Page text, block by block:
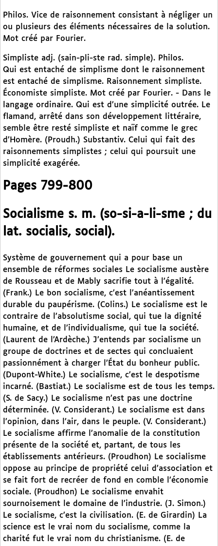
Philos. Vice de raisonnement consistant à négliger un
ou plusieurs des éléments nécessaires de la solution.
Mot créé par Fourier.
Simpliste adj. (sain-pli-ste rad. simple). Philos.
Qui est entaché de simplisme dont le raisonnement
est entaché de simplisme. Raisonnement simpliste.
Économiste simpliste. Mot créé par Fourier. - Dans le
langage ordinaire. Qui est d’une simplicité outrée. Le
flamand, arrêté dans son développement littéraire,
semble être resté simpliste et naïf comme le grec
d’Homère. (Proudh.) Substantiv. Celui qui fait des
raisonnements simplistes ; celui qui poursuit une
simplicité exagérée.
Pages 799-800
Socialisme s. m. (so-si-a-li-sme ; du
lat. socialis, social).
Système de gouvernement qui a pour base un
ensemble de réformes sociales Le socialisme austère
de Rousseau et de Mably sacrifie tout à l’égalité.
(Frank.) Le bon socialisme, c’est l’anéantissement
durable du paupérisme. (Colins.) Le socialisme est le
contraire de l’absolutisme social, qui tue la dignité
humaine, et de l’individualisme, qui tue la société.
(Laurent de l’Ardèche.) J’entends par socialisme un
groupe de doctrines et de sectes qui concluaient
passionnément à charger l’État du bonheur public.
(Dupont-White.) Le socialisme, c’est le despotisme
incarné. (Bastiat.) Le socialisme est de tous les temps.
(S. de Sacy.) Le socialisme n’est pas une doctrine
déterminée. (V. Considerant.) Le socialisme est dans
l’opinion, dans l’air, dans le peuple. (V. Considerant.)
Le socialisme affirme l’anomalie de la constitution
présente de la société et, partant, de tous les
établissements antérieurs. (Proudhon) Le socialisme
oppose au principe de propriété celui d’association et
se fait fort de recréer de fond en comble l’économie
sociale. (Proudhon) Le socialisme envahit
sournoisement le domaine de l’industrie. (J. Simon.)
Le socialisme, c’est la civilisation. (E. de Girardin) La
science est le vrai nom du socialisme, comme la
charité fut le vrai nom du christianisme. (E. de